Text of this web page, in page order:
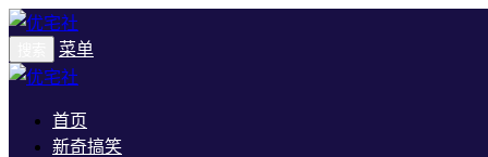
菜单
首页
新奇搞笑